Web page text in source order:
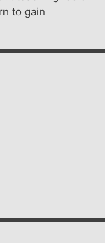
to gain